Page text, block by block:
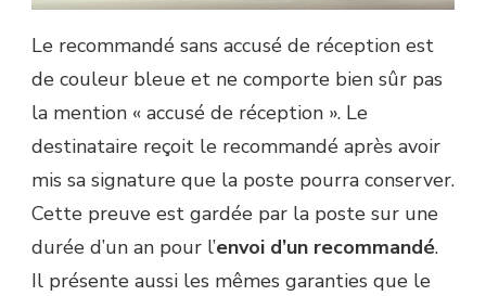
Le recommandé sans accusé de réception est
de couleur bleue et ne comporte bien sûr pas
la mention « accusé de réception ». Le
destinataire reçoit le recommandé après avoir
mis sa signature que la poste pourra conserver.
Cette preuve est gardée par la poste sur une
durée d’un an pour l’envoi d’un recommandé.
Il présente aussi les mêmes garanties que le